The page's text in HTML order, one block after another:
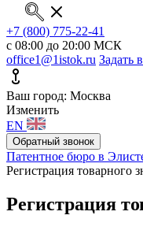
+7 (800) 775-22-41
с 08:00 до 20:00 МСК
office1@1istok.ru Задать
Ваш город: Москва
Изменить
EN
Обратный звонок
Патентное бюро в
Регистрация товарного
Регистрация